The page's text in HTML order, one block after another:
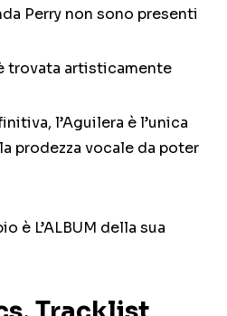
Perry non sono presenti
trovata artisticamente
l’Aguilera è l’unica
prodezza vocale da poter
è L’ALBUM della sua